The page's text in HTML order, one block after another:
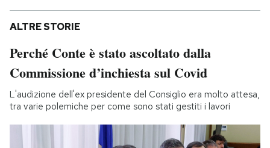
ALTRE STORIE
Perché Conte è stato ascoltato dalla
Commissione d’inchiesta sul Covid
L'audizione dell'ex presidente del Consiglio era molto attesa,
tra varie polemiche per come sono stati gestiti i lavori